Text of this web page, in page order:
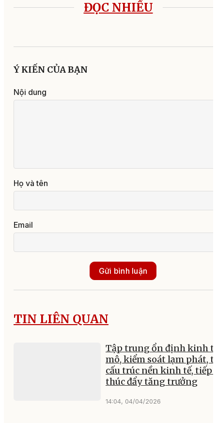
ĐỌC NHIỀU
Ý KIẾN CỦA BẠN
Nội dung
Họ và tên
Email
Gửi bình luận
TIN LIÊN QUAN
Tập trung ổn định kinh
mô, kiểm soát lạm phát,
cấu trúc nền kinh tế, tiếp
thúc đẩy tăng trưởng
14:04, 04/04/2026